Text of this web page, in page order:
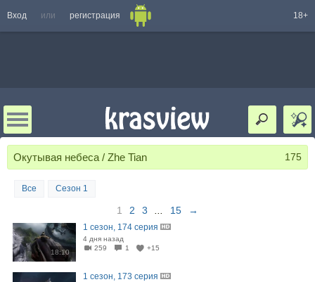
Вход или регистрация 18+
Окутывая небеса / Zhe Tian 175
Все Сезон 1
1 2 3 15 →
18:10
1 сезон, 174 серия
4 дня назад
259
1 +15
1 сезон, 173 серия